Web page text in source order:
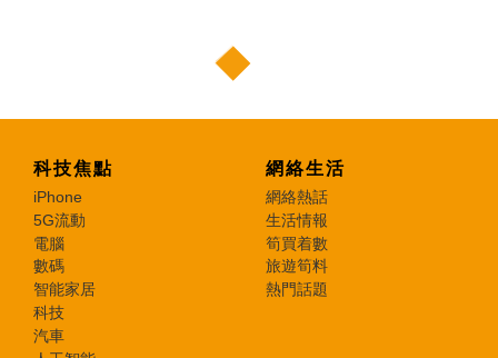
科技焦點
iPhone
5G流動
電腦
數碼
智能家居
科技
汽車
網絡生活
網絡熱話
生活情報
筍買着數
旅遊筍料
熱門話題